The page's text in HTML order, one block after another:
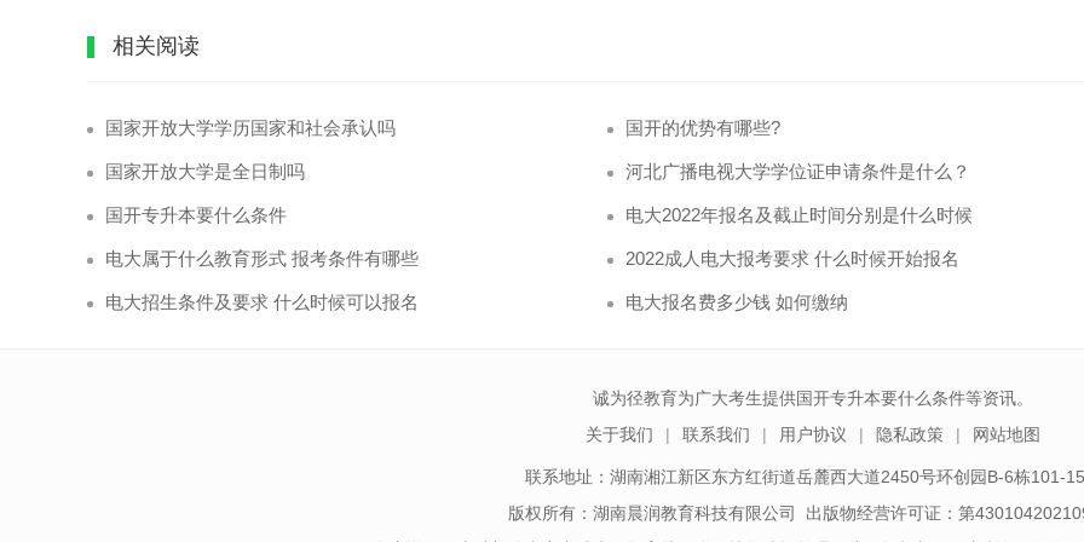
相关阅读
国家开放大学学历国家和社会承认吗 国开的优势有哪些?
国家开放大学是全日制吗 河北广播电视大学学位证申请条件是什么？
国开专升本要什么条件 电大2022年报名及截止时间分别是什么时候
电大属于什么教育形式 报考条件有哪些 2022成人电大报考要求 什么时候开始报名
电大招生条件及要求 什么时候可以报名 电大报名费多少钱 如何缴纳
诚为径教育为广大考生提供国开专升本要什么条件等资讯。
关于我们
联系我们 用户协议 隐私政策 网站地图
联系地址：湖南湘江新区东方红街道岳麓西大道2450号环创园B-6栋101-
版权所有：湖南晨润教育科技有限公司 出版物经营许可证：第